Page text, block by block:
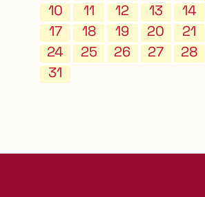
10
11 12 13 14
17
18 19 20 21
24
25 26 27 28
31